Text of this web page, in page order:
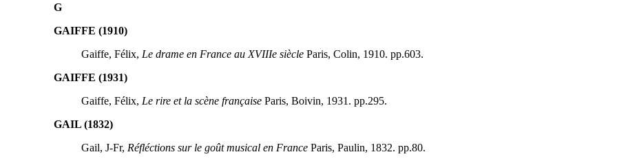
G
GAIFFE (1910)
Gaiffe, Félix, Le drame en France au XVIIIe siècleParis, Colin, 1910. pp.603.
GAIFFE (1931)
Gaiffe, Félix, Le rire et la scène françaiseParis, Boivin, 1931. pp.295.
GAIL (1832)
Gail, J-Fr, Réfléctions sur le goût musical en FranceParis, Paulin, 1832. pp.80.